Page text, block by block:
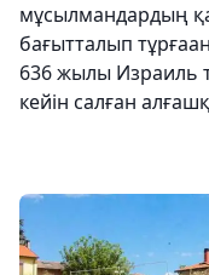
мұсылмандардың
бағытталып
636 жылы Израиль
кейін салған